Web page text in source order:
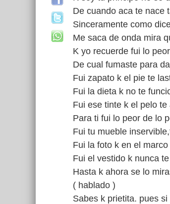
De cuando aca te nace
Sinceramente como
Me saca de onda mira
K yo recuerde fui lo
De cual fumaste para
Fui zapato k el pie te
Fui la dieta k no te
Fui ese tinte k el pelo te
Para ti fui lo peor de lo
Fui tu mueble
Fui la foto k en el
Fui el vestido k nunca
Hasta k ahora se lo
( hablado )
Sabes k prietita. pues si